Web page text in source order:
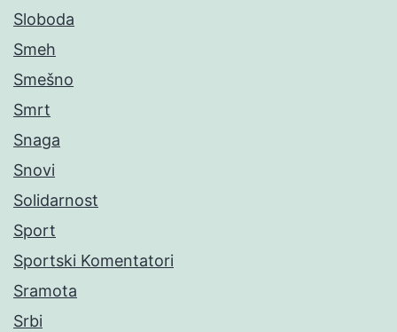
Sloboda
Smeh
Smešno
Smrt
Snaga
Snovi
Solidarnost
Sport
Sportski Komentatori
Sramota
Srbi